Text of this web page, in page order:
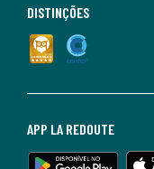
APP LA REDOUTE
DISTINÇÕES